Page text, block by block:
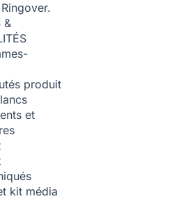
&
produit
et
kit média